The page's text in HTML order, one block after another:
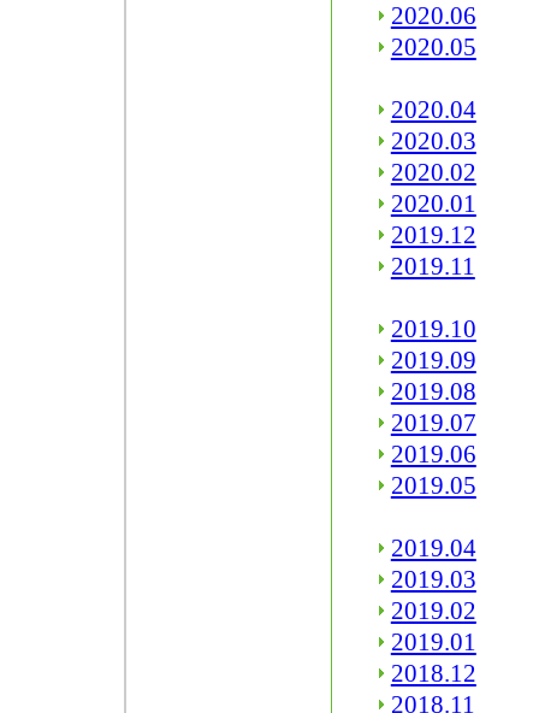
2020.06
2020.05
2020.04
2020.03
2020.02
2020.01
2019.12
2019.11
2019.10
2019.09
2019.08
2019.07
2019.06
2019.05
2019.04
2019.03
2019.02
2019.01
2018.12
2018.11